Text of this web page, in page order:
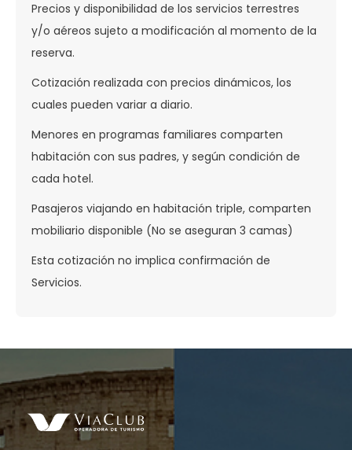
Precios y disponibilidad de los servicios terrestres
y/o aéreos sujeto a modificación al momento de la
reserva.
Cotización realizada con precios dinámicos, los
cuales pueden variar a diario.
Menores en programas familiares comparten
habitación con sus padres, y según condición de
cada hotel.
Pasajeros viajando en habitación triple, comparten
mobiliario disponible (No se aseguran 3 camas)
Esta cotización no implica confirmación de
Servicios.